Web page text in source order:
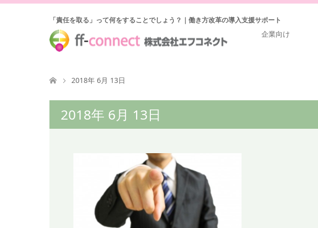
「責任を取る」って何をすることでしょう？｜働き方改革の導入支援サポート
企業向け
2018年 6月 13日
2018年 6月 13日